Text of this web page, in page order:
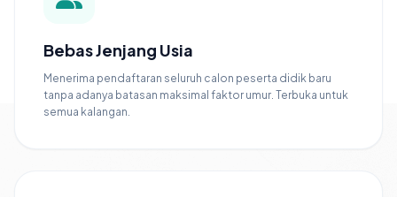
Bebas Jenjang Usia
Menerima pendaftaran seluruh calon peserta didik baru
tanpa adanya batasan maksimal faktor umur. Terbuka untuk
semua kalangan.